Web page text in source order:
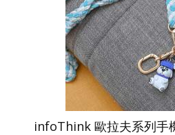
infoThink 歐拉夫系列手